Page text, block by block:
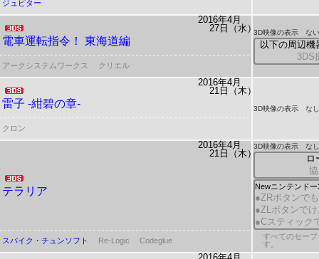
ジュピター
2016年4月
27日（水）
電車運転指令！ 東海道編
3D映像の表示 な
以下の周辺
3DS
アークシステムワークス クリエル
2016年4月
21日（木）
雷子 -紺碧の章- 3D映像の表示 なし
クロン
2016年4月
21日（木）
テラリア
3D映像の表示 なし
ロ
Newニンテンド
●ZRボタンで
●ZLボタンで
●Cスティック
すべてのセーブ
す。
スパイク・チュンソフト Re-Logic Codeglue